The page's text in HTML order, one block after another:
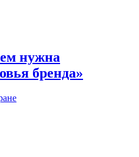
нужна
бренда»